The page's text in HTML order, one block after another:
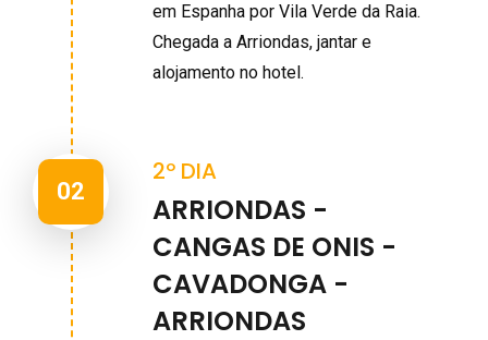
em Espanha por Vila Verde da Raia.
Chegada a Arriondas, jantar e
alojamento no hotel.
02
2º DIA
ARRIONDAS -
CANGAS DE ONIS -
CAVADONGA -
ARRIONDAS